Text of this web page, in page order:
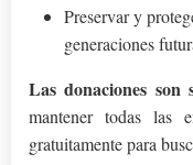
Preservar y
generaciones
Las donaciones son
mantener todas las
gratuitamente para